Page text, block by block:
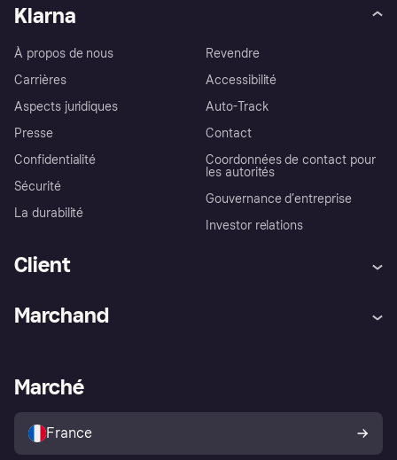
Klarna
À propos de nous
Carrières
Aspects juridiques
Presse
Confidentialité
Sécurité
La durabilité
Revendre
Accessibilité
Auto-Track
Contact
Coordonnées de contact pour
les autorités
Gouvernance d’entreprise
Investor relations
Client
Explorez les magasins
Politique de protection de
l’acheteur Klarna
Marchand
Portail Marchand
Marché
France